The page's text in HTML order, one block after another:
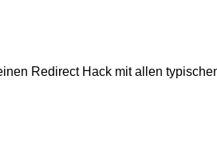
Redirect Hack mit allen